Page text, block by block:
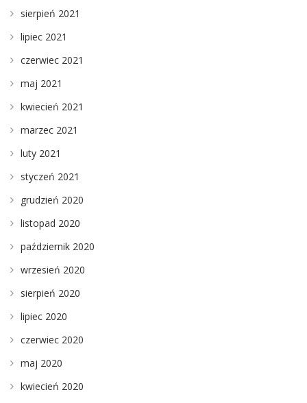
sierpień 2021
lipiec 2021
czerwiec 2021
maj 2021
kwiecień 2021
marzec 2021
luty 2021
styczeń 2021
grudzień 2020
listopad 2020
październik 2020
wrzesień 2020
sierpień 2020
lipiec 2020
czerwiec 2020
maj 2020
kwiecień 2020